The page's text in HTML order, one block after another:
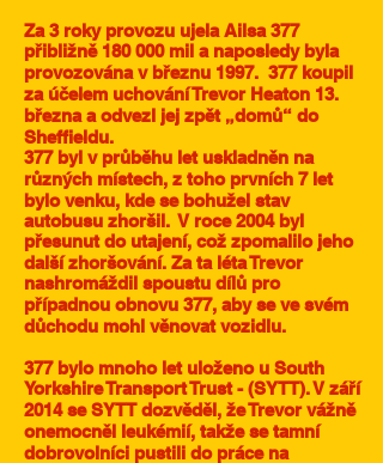
Za 3 roky provozu ujela Ailsa 377
přibližně 180 000 mil a naposledy byla
provozována v březnu 1997. 377 koupil
za účelem uchování Trevor Heaton 13.
března a odvezl jej zpět „domů“ do
Sheffieldu.
377 byl v průběhu let uskladněn na
různých místech, z toho prvních 7 let
bylo venku, kde se bohužel stav
autobusu zhoršil. V roce 2004 byl
přesunut do utajení, což zpomalilo jeho
další zhoršování. Za ta léta Trevor
nashromáždil spoustu dílů pro
případnou obnovu 377, aby se ve svém
důchodu mohl věnovat vozidlu.
377 bylo mnoho let uloženo u South
Yorkshire Transport Trust - (SYTT). V září
2014 se SYTT dozvěděl, že Trevor vážně
onemocněl leukémií, takže se tamní
dobrovolníci pustili do práce na